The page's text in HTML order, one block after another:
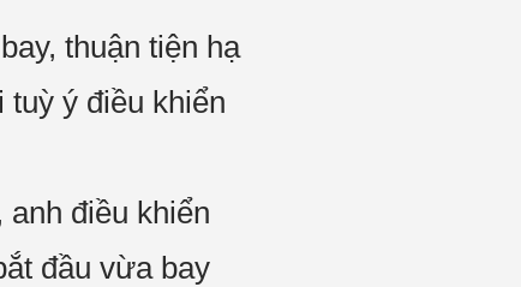
thuận tiện hạ
tuỳ ý điều khiển
điều khiển
đầu vừa bay